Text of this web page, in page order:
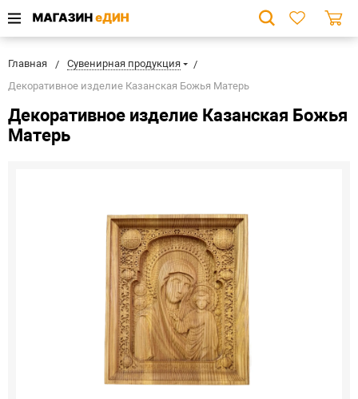
Главная
Сувенирная продукция
Декоративное изделие Казанская Божья Матерь
Декоративное изделие Казанская Божья
Матерь